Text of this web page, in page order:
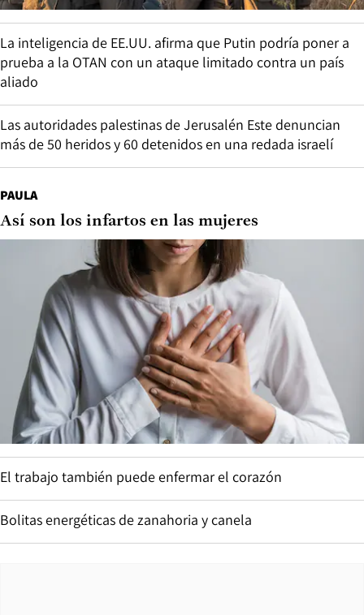
La inteligencia de EE.UU. afirma que Putin podría poner a
prueba a la OTAN con un ataque limitado contra un país
aliado
Las autoridades palestinas de Jerusalén Este denuncian
más de 50 heridos y 60 detenidos en una redada israelí
PAULA
Así son los infartos en las mujeres
El trabajo también puede enfermar el corazón
Bolitas energéticas de zanahoria y canela